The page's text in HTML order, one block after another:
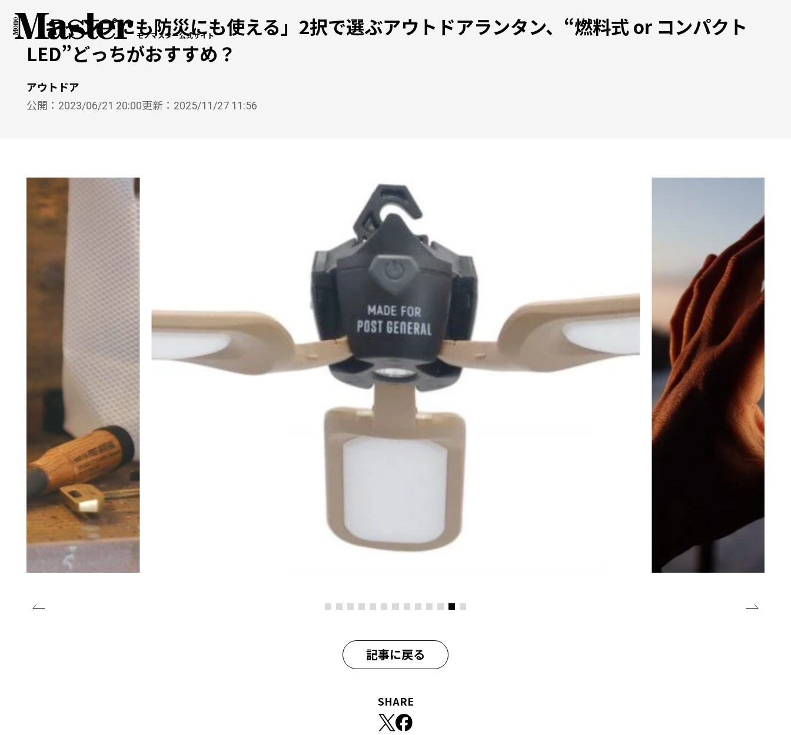
モノマスター公式サイト
「キャンプにも防災にも使える」2択で選ぶアウトドアランタン、“燃料式 or コンパクト
LED”どっちがおすすめ？
アウトドア
公開： 2023/06/21 20:00更新： 2025/11/27 11:56
記事に戻る
SHARE